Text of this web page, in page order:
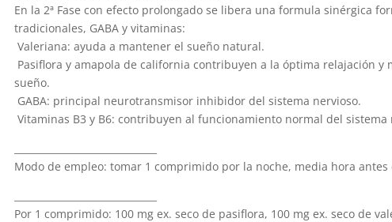
En la 2ª Fase con efecto prolongado se libera una formula sinérgica
tradicionales, GABA y vitaminas:
 Valeriana: ayuda a mantener el sueño natural.
 Pasiflora y amapola de california contribuyen a la óptima relajación
sueño.
 GABA: principal neurotransmisor inhibidor del sistema nervioso.
 Vitaminas B3 y B6: contribuyen al funcionamiento normal del sistema
Modo de empleo: tomar 1 comprimido por la noche, media hora antes
Por 1 comprimido: 100 mg ex. seco de pasiflora, 100 mg ex. seco de